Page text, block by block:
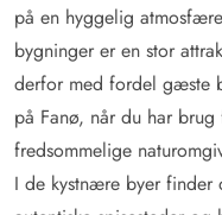
på en hyggelig
bygninger er en stor
derfor med fordel gæste
på Fanø, når du har
fredsommelige
I de kystnære byer